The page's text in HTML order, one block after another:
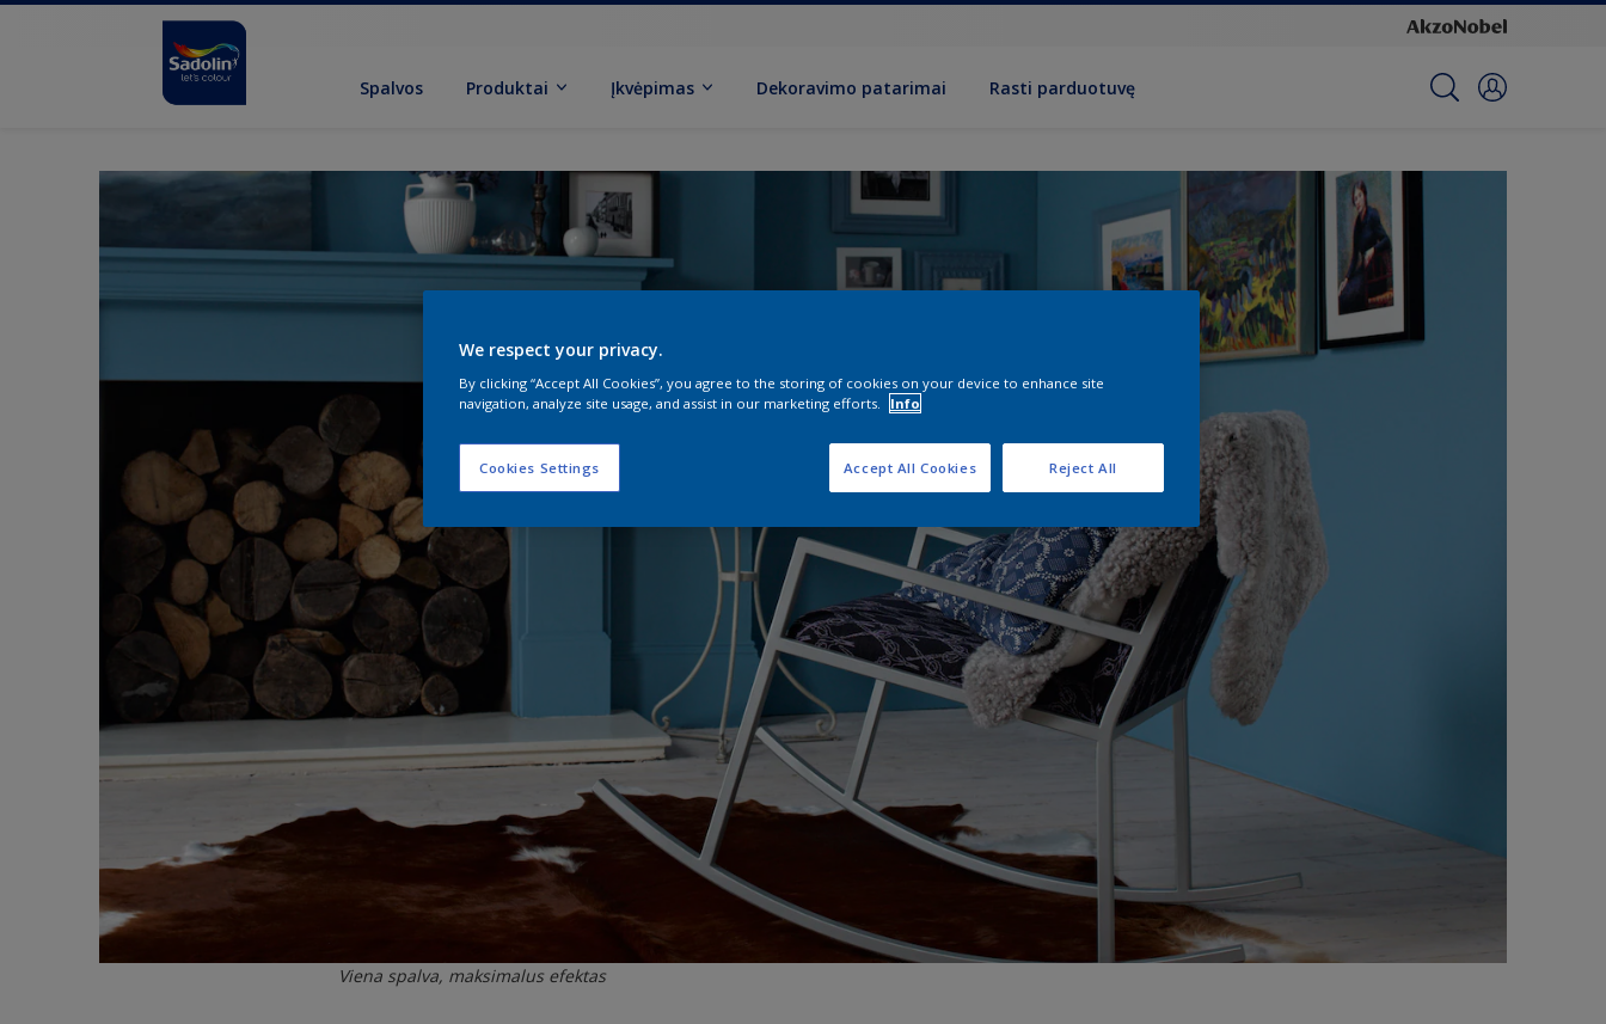
Spalvos Produktai Įkvėpimas Dekoravimo patarimai Rasti parduotuvę
Viena spalva, maksimalus efektas
We respect your privacy.
By clicking “Accept All Cookies”, you agree to the storing of cookies on your device to enhance site
navigation, analyze site usage, and assist in our marketing efforts.
Info
Cookies Settings Reject All
Accept All Cookies